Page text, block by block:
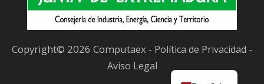
Copyright© 2026 Computaex - Política de Privacidad -
Aviso Legal